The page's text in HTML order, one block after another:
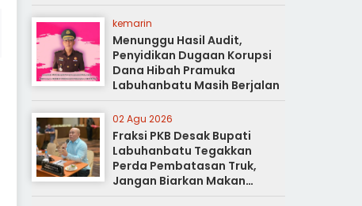
kemarin
Menunggu Hasil Audit,
Penyidikan Dugaan Korupsi
Dana Hibah Pramuka
Labuhanbatu Masih Berjalan
02 Agu 2026
Fraksi PKB Desak Bupati
Labuhanbatu Tegakkan
Perda Pembatasan Truk,
Jangan Biarkan Makan
Korban